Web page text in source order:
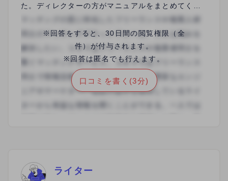
た。ディレクターの方がマニュアルをまとめてくだ
さり、わかりやすく改善をしつつ作業を進めていく
流れでした。自分が作業をできる日に仕事を入れら
れるので、スケジュールの調整がしやすく良かった
です。取材者、チェッカー、ディレクターと複数名
での記事作成は初めてだったので、色々と勉強にな
りました。 能力に応じて記事単価を上げてもらえる
ため、とてもやりがいのあるお仕事です。
※回答をすると、30日間の閲覧権限（全
件）が付与されます。
※回答は匿名でも行えます。
口コミを書く(3分)
ライター